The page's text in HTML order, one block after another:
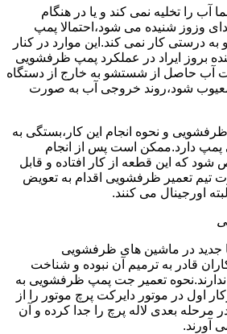
را تخلیه نمی کند و یا در هنگام
وزوز شنیده می شود،احتمالا پمپ
به درستی کار نمی کند.این موارد در کنار
بروز ایراد در عملکرد پمپ ظرفشویی
آب حاصل از شستشو به خارج از دستگاه
شود،روند خروجی آب به صورت
و نحوه انجام این کار،بستگی به
دارد.ممکن است پس از انجام
که این قطعه از کار افتاده و قابل
تیم تعمیر ظرفشویی اقدام به تعویض
اورجینال می کنند.
در ماشین های ظرفشویی
قادر به ترمیم آن نبوده و شناخت
تعمیر جت پمپ ظرفشویی به
اول در موتور دایرکت پرچ موتور را از
بعدی لاله پرچ را جدا کرده و آن
آورند.